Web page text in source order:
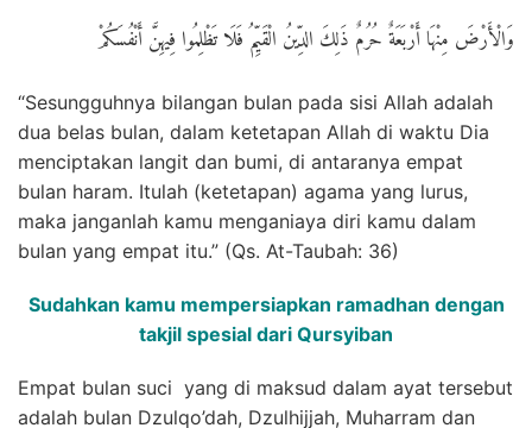
وَالْأَرْضَ مِنْهَا أَرْبَعَةٌ حُرُمٌ ذَلِكَ الدِّينُ الْقَيِّمُ فَلَا تَظْلِمُوا فِيهِنَّ أَنْفُسَكُمْ
“Sesungguhnya bilangan bulan pada sisi Allah adalah
dua belas bulan, dalam ketetapan Allah di waktu Dia
menciptakan langit dan bumi, di antaranya empat
bulan haram. Itulah (ketetapan) agama yang lurus,
maka janganlah kamu menganiaya diri kamu dalam
bulan yang empat itu.” (Qs. At-Taubah: 36)
Sudahkan kamu mempersiapkan ramadhan dengan
takjil spesial dari Qursyiban
Empat bulan suci yang di maksud dalam ayat tersebut
adalah bulan Dzulqo’dah, Dzulhijjah, Muharram dan